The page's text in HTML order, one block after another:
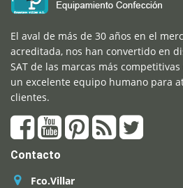
El aval de más de 30 años en el
acreditada, nos han convertido en
SAT de las marcas más
un excelente equipo humano para
clientes.
Contacto
Fco.Villar